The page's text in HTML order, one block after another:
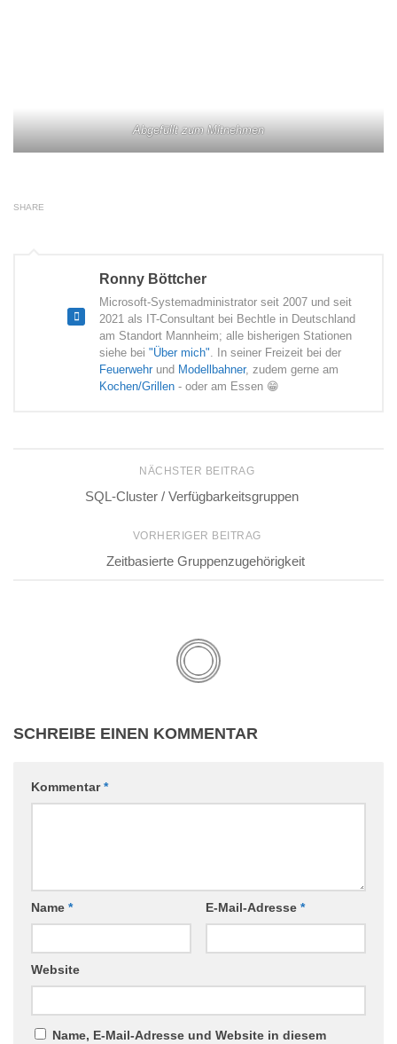
Abgefüllt zum Mitnehmen
SHARE
Ronny Böttcher
Microsoft-Systemadministrator seit 2007 und seit
2021 als IT-Consultant bei Bechtle in Deutschland
am Standort Mannheim; alle bisherigen Stationen
siehe bei "Über mich". In seiner Freizeit bei der
Feuerwehr und Modellbahner, zudem gerne am
Kochen/Grillen - oder am Essen 😁
NÄCHSTER BEITRAG
SQL-Cluster / Verfügbarkeitsgruppen
VORHERIGER BEITRAG
Zeitbasierte Gruppenzugehörigkeit
SCHREIBE EINEN KOMMENTAR
Kommentar*
Name * E-Mail-Adresse *
Website
Name, E-Mail-Adresse und Website in diesem